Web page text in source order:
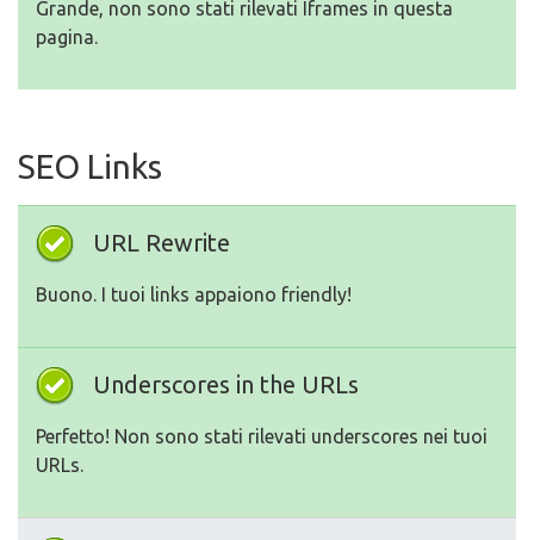
Grande, non sono stati rilevati Iframes in questa
pagina.
SEO Links
URL Rewrite
Buono. I tuoi links appaiono friendly!
Underscores in the URLs
Perfetto! Non sono stati rilevati underscores nei tuoi
URLs.